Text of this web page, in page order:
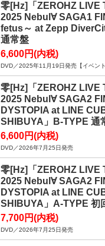
零[Hz]「ZEROHZ LIVE
2025 Nebul∀ SAGA1
fetus～ at Zepp
通常盤
6,600円(内税)
DVD／2025年11月19日発売【イベント
零[Hz]「ZEROHZ LIVE
2025 Nebul∀ SAGA2
DYSTOPIA at LINE
SHIBUYA」B-TYPE 通
6,600円(内税)
DVD／2026年7月25日発売
零[Hz]「ZEROHZ LIVE
2025 Nebul∀ SAGA2
DYSTOPIA at LINE
SHIBUYA」A-TYPE 初
7,700円(内税)
DVD／2026年7月25日発売